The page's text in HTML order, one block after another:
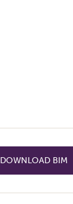
DOWNLOAD BIM